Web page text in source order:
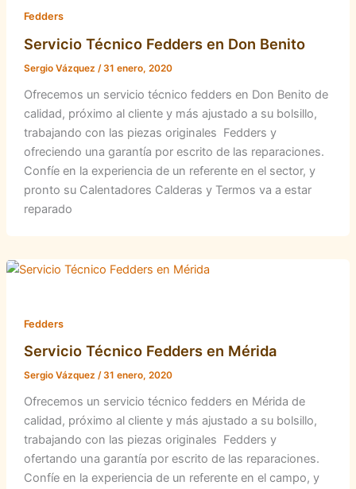
Fedders
Servicio Técnico Fedders en Don Benito
Sergio Vázquez /31 enero, 2020
Ofrecemos un servicio técnico fedders en Don Benito de
calidad, próximo al cliente y más ajustado a su bolsillo,
trabajando con las piezas originales Fedders y
ofreciendo una garantía por escrito de las reparaciones.
Confíe en la experiencia de un referente en el sector, y
pronto su Calentadores Calderas y Termos va a estar
reparado
Fedders
Servicio Técnico Fedders en Mérida
Sergio Vázquez /31 enero, 2020
Ofrecemos un servicio técnico fedders en Mérida de
calidad, próximo al cliente y más ajustado a su bolsillo,
trabajando con las piezas originales Fedders y
ofertando una garantía por escrito de las reparaciones.
Confíe en la experiencia de un referente en el campo, y